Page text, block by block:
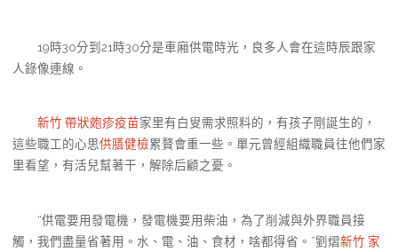
19時30分到21時30分是車廂供電時光，良多人會在這時辰跟家
人錄像連線。
新竹 帶狀皰疹疫苗家里有白叟需求照料的，有孩子剛誕生的，
這些職工的心思供膳健檢累贅會重一些。單元曾經組織職員往他們家
里看望，有活兒幫著干，解除后顧之憂。
“供電要用發電機，發電機要用柴油，為了削減與外界職員接
觸，我們盡量省著用。水、電、油、食材，啥都得省。”劉熠新竹 家